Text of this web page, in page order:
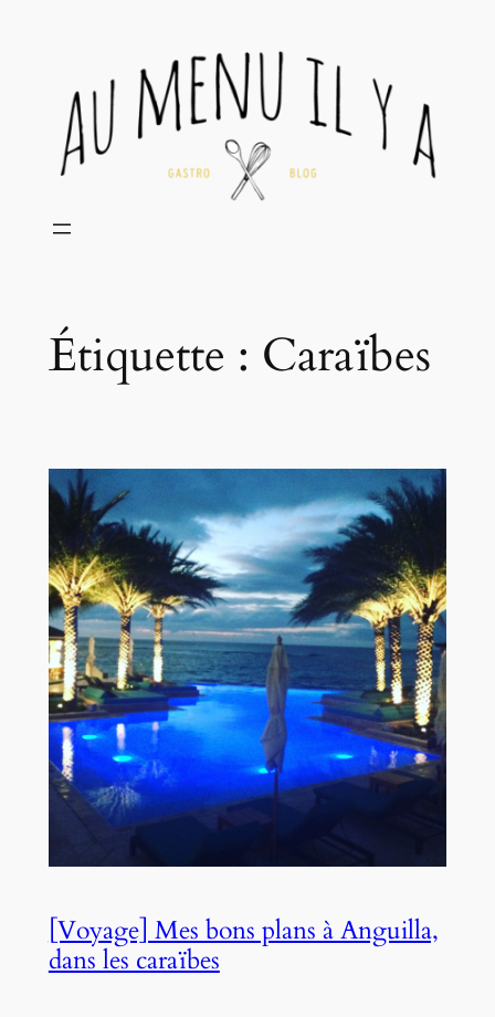
Étiquette : Caraïbes
[Voyage] Mes bons plans à Anguilla,
dans les caraïbes